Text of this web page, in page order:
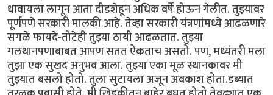
धावायला लागून आता दीडशेहून अधिक वर्षे होऊन गेलीत. तुझ्यावर
पूर्णपणे सरकारी मालकी आहे. तेव्हा सरकारी यंत्रणांमध्ये आढळणारे
सगळे फायदे-तोटेही तुझ्या ठायी आढळतात. तुझ्या
गलथानपणाबाबत आपण सतत ऐकताच असतो. पण, मध्यंतरी मला
तुझा एक सुखद अनुभव आला. तुझ्या एका मूळ स्थानकावर मी
तुझ्यात बसलो होतो. तुला सुटायला अजून अवकाश होता.डब्यात